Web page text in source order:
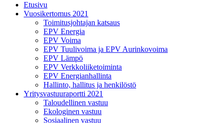
Etusivu
Vuosikertomus 2021
Toimitusjohtajan katsaus
EPV Energia
EPV Voima
EPV Tuulivoima ja EPV Aurinkovoima
EPV Lämpö
EPV Verkkoliiketoiminta
EPV Energianhallinta
Hallinto, hallitus ja henkilöstö
Yritysvastuuraportti 2021
Taloudellinen vastuu
Ekologinen vastuu
Sosiaalinen vastuu